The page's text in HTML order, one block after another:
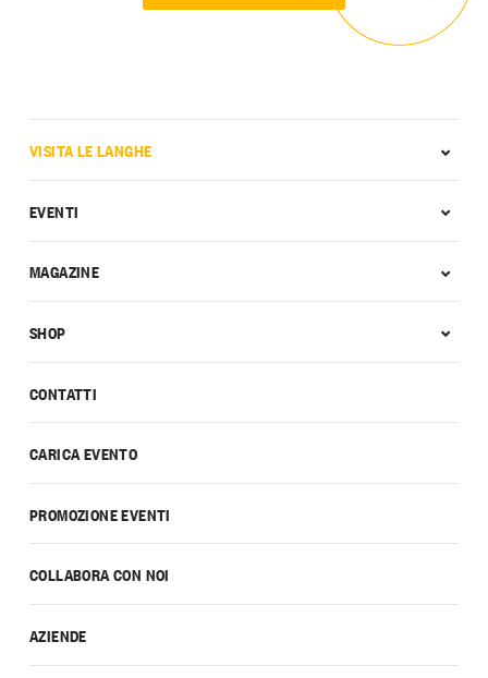
CONTATTI
CARICA EVENTO
PROMOZIONE EVENTI
COLLABORA CON NOI
AZIENDE
VISITA LE LANGHE
EVENTI
MAGAZINE
SHOP